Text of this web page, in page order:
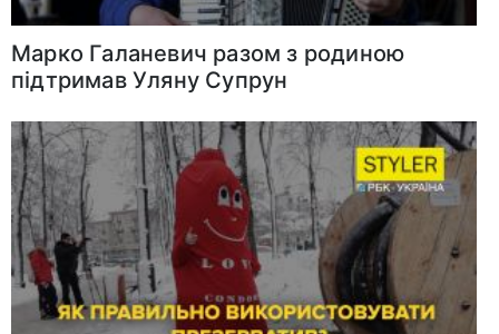
Марко Галаневич разом з родиною
підтримав Уляну Супрун